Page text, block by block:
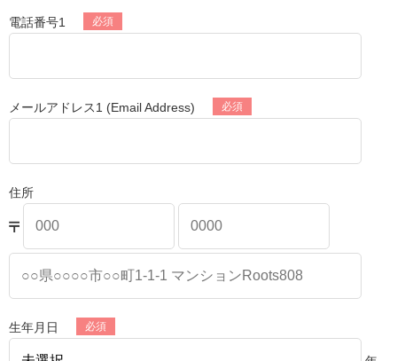
電話番号1
メールアドレス1 (Email Address)
住所
生年月日